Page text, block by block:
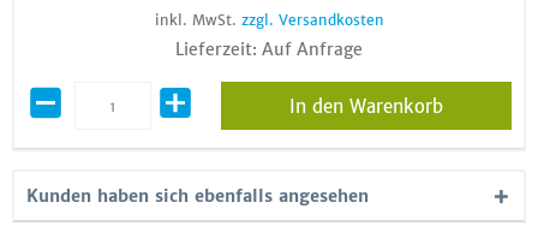
inkl. MwSt. zzgl. Versandkosten
Lieferzeit: Auf Anfrage
In den Warenkorb
Kunden haben sich ebenfalls angesehen